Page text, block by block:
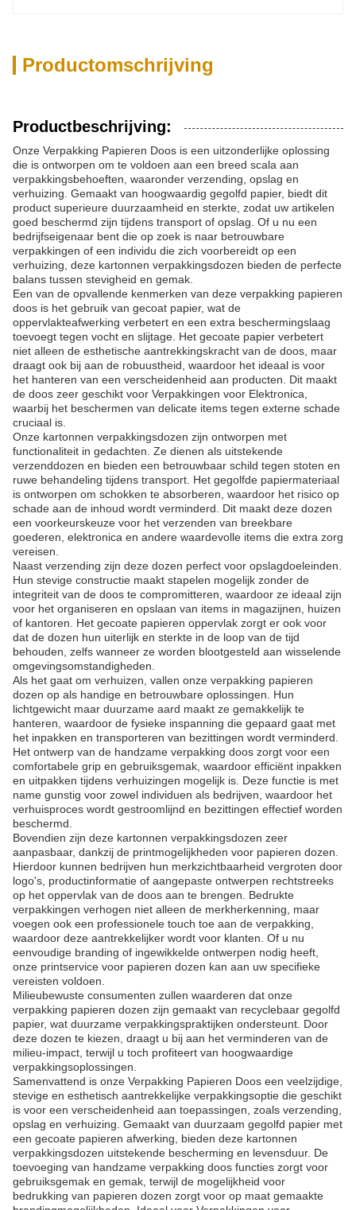
Productomschrijving
Productbeschrijving:
Onze Verpakking Papieren Doos is een uitzonderlijke oplossing
die is ontworpen om te voldoen aan een breed scala aan
verpakkingsbehoeften, waaronder verzending, opslag en
verhuizing. Gemaakt van hoogwaardig gegolfd papier, biedt dit
product superieure duurzaamheid en sterkte, zodat uw artikelen
goed beschermd zijn tijdens transport of opslag. Of u nu een
bedrijfseigenaar bent die op zoek is naar betrouwbare
verpakkingen of een individu die zich voorbereidt op een
verhuizing, deze kartonnen verpakkingsdozen bieden de perfecte
balans tussen stevigheid en gemak.
Een van de opvallende kenmerken van deze verpakking papieren
doos is het gebruik van gecoat papier, wat de
oppervlakteafwerking verbetert en een extra beschermingslaag
toevoegt tegen vocht en slijtage. Het gecoate papier verbetert
niet alleen de esthetische aantrekkingskracht van de doos, maar
draagt ook bij aan de robuustheid, waardoor het ideaal is voor
het hanteren van een verscheidenheid aan producten. Dit maakt
de doos zeer geschikt voor Verpakkingen voor Elektronica,
waarbij het beschermen van delicate items tegen externe schade
cruciaal is.
Onze kartonnen verpakkingsdozen zijn ontworpen met
functionaliteit in gedachten. Ze dienen als uitstekende
verzenddozen en bieden een betrouwbaar schild tegen stoten en
ruwe behandeling tijdens transport. Het gegolfde papiermateriaal
is ontworpen om schokken te absorberen, waardoor het risico op
schade aan de inhoud wordt verminderd. Dit maakt deze dozen
een voorkeurskeuze voor het verzenden van breekbare
goederen, elektronica en andere waardevolle items die extra zorg
vereisen.
Naast verzending zijn deze dozen perfect voor opslagdoeleinden.
Hun stevige constructie maakt stapelen mogelijk zonder de
integriteit van de doos te compromitteren, waardoor ze ideaal zijn
voor het organiseren en opslaan van items in magazijnen, huizen
of kantoren. Het gecoate papieren oppervlak zorgt er ook voor
dat de dozen hun uiterlijk en sterkte in de loop van de tijd
behouden, zelfs wanneer ze worden blootgesteld aan wisselende
omgevingsomstandigheden.
Als het gaat om verhuizen, vallen onze verpakking papieren
dozen op als handige en betrouwbare oplossingen. Hun
lichtgewicht maar duurzame aard maakt ze gemakkelijk te
hanteren, waardoor de fysieke inspanning die gepaard gaat met
het inpakken en transporteren van bezittingen wordt verminderd.
Het ontwerp van de handzame verpakking doos zorgt voor een
comfortabele grip en gebruiksgemak, waardoor efficiënt inpakken
en uitpakken tijdens verhuizingen mogelijk is. Deze functie is met
name gunstig voor zowel individuen als bedrijven, waardoor het
verhuisproces wordt gestroomlijnd en bezittingen effectief worden
beschermd.
Bovendien zijn deze kartonnen verpakkingsdozen zeer
aanpasbaar, dankzij de printmogelijkheden voor papieren dozen.
Hierdoor kunnen bedrijven hun merkzichtbaarheid vergroten door
logo's, productinformatie of aangepaste ontwerpen rechtstreeks
op het oppervlak van de doos aan te brengen. Bedrukte
verpakkingen verhogen niet alleen de merkherkenning, maar
voegen ook een professionele touch toe aan de verpakking,
waardoor deze aantrekkelijker wordt voor klanten. Of u nu
eenvoudige branding of ingewikkelde ontwerpen nodig heeft,
onze printservice voor papieren dozen kan aan uw specifieke
vereisten voldoen.
Milieubewuste consumenten zullen waarderen dat onze
verpakking papieren dozen zijn gemaakt van recyclebaar gegolfd
papier, wat duurzame verpakkingspraktijken ondersteunt. Door
deze dozen te kiezen, draagt u bij aan het verminderen van de
milieu-impact, terwijl u toch profiteert van hoogwaardige
verpakkingsoplossingen.
Samenvattend is onze Verpakking Papieren Doos een veelzijdige,
stevige en esthetisch aantrekkelijke verpakkingsoptie die geschikt
is voor een verscheidenheid aan toepassingen, zoals verzending,
opslag en verhuizing. Gemaakt van duurzaam gegolfd papier met
een gecoate papieren afwerking, bieden deze kartonnen
verpakkingsdozen uitstekende bescherming en levensduur. De
toevoeging van handzame verpakking doos functies zorgt voor
gebruiksgemak en gemak, terwijl de mogelijkheid voor
bedrukking van papieren dozen zorgt voor op maat gemaakte